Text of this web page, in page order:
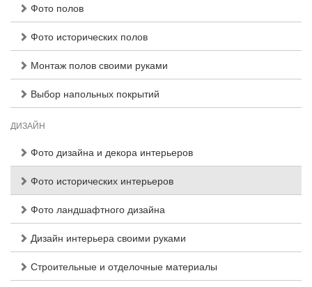
Фото полов
Фото исторических полов
Монтаж полов своими руками
Выбор напольных покрытий
ДИЗАЙН
Фото дизайна и декора интерьеров
Фото исторических интерьеров
Фото ландшафтного дизайна
Дизайн интерьера своими руками
Строительные и отделочные материалы